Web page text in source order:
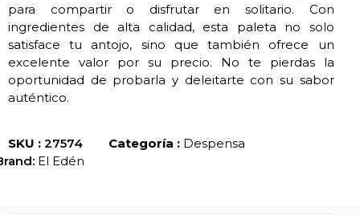
para compartir o disfrutar en solitario. Con
ingredientes de alta calidad, esta paleta no solo
satisface tu antojo, sino que también ofrece un
excelente valor por su precio. No te pierdas la
oportunidad de probarla y deleitarte con su sabor
auténtico.
SKU : 27574 Categoría : Despensa
El Edén